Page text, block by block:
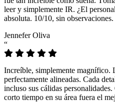
leer y simplemente IR. ¿El
absoluta. 10/10, sin observaciones.
Jennefer Oliva
“
Increíble, simplemente magnífico.
perfectamente alineadas. Cada
incluso sus cálidas
corto tiempo en su área fuera el